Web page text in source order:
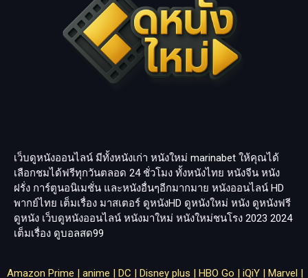
เว็บดูหนังออนไลน์ มีทั้งหนังเก่า หนังใหม่ marinabet ให้คุณได้
เลือกชมได้ฟรีทุกวันตลอด 24 ชั่วโมง ทั้งหนังไทย หนังจีน หนัง
ฝรั่ง การ์ตูนอนิเมชั่น และหนังอื่นๆอีกมากมาย หนังออนไลน์ HD
พากย์ไทย เต็มเรื่อง มาสเตอร์ ดูหนังHD ดูหนังใหม่ หนัง ดูหนังฟรี
ดูหนัง เว็บดูหนังออนไลน์ หนังมาใหม่ หนังใหม่ชนโรง 2023 2024
เต็มเรื่อง ดูบอลสด99
Amazon Prime | anime | DC | Disney plus | HBO Go | iQiY | Marvel |